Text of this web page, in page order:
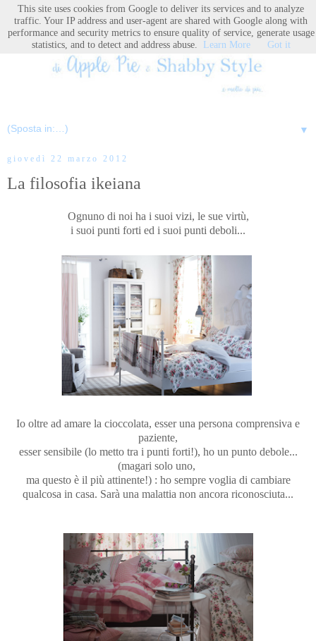
▼
giovedì 22 marzo 2012
La filosofia ikeiana
Ognuno di noi ha i suoi vizi, le sue virtù,
i suoi punti forti ed i suoi punti deboli...
Io oltre ad amare la cioccolata, esser una persona comprensiva e
paziente,
esser sensibile (lo metto tra i punti forti!), ho un punto debole...
(magari solo uno,
ma questo è il più attinente!) : ho sempre voglia di cambiare
qualcosa in casa. Sarà una malattia non ancora riconosciuta...
This site uses cookies from Google to deliver its services and to analyze
traffic. Your IP address and user-agent are shared with Google along with
performance and security metrics to ensure quality of service, generate usage
statistics, and to detect and address abuse.
Learn More Got it